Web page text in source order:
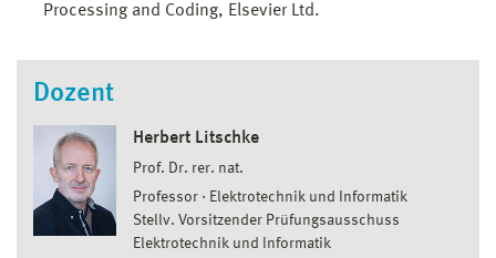
Processing and Coding, Elsevier Ltd.
Dozent
Herbert Litschke
Prof. Dr. rer. nat.
Professor
Elektrotechnik und Informatik
Stellv. Vorsitzender Prüfungsausschuss
Elektrotechnik und Informatik